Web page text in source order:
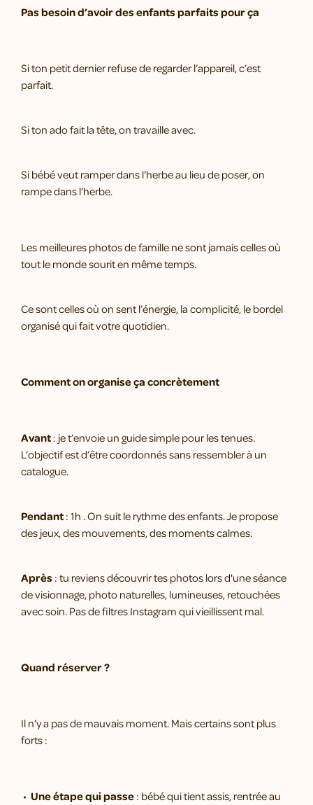
Pas besoin d’avoir des enfants parfaits pour ça
Si ton petit dernier refuse de regarder l’appareil, c’est
parfait.
Si ton ado fait la tête, on travaille avec.
Si bébé veut ramper dans l’herbe au lieu de poser, on
rampe dans l’herbe.
Les meilleures photos de famille ne sont jamais celles où
tout le monde sourit en même temps.
Ce sont celles où on sent l’énergie, la complicité, le bordel
organisé qui fait votre quotidien.
Comment on organise ça concrètement
Avant : je t’envoie un guide simple pour les tenues.
L’objectif est d’être coordonnés sans ressembler à un
catalogue.
Pendant: 1h . On suit le rythme des enfants. Je propose
des jeux, des mouvements, des moments calmes.
Après : tu reviens découvrir tes photos lors d'une séance
de visionnage, photo naturelles, lumineuses, retouchées
avec soin. Pas de filtres Instagram qui vieillissent mal.
Quand réserver ?
Il n’y a pas de mauvais moment. Mais certains sont plus
forts :
• Une étape qui passe : bébé qui tient assis, rentrée au